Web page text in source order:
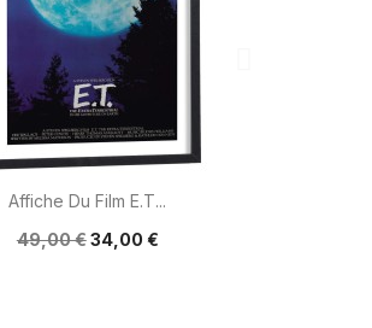
Aperçu rapide
Affiche Du Film E.T...
49,00 €34,00 €